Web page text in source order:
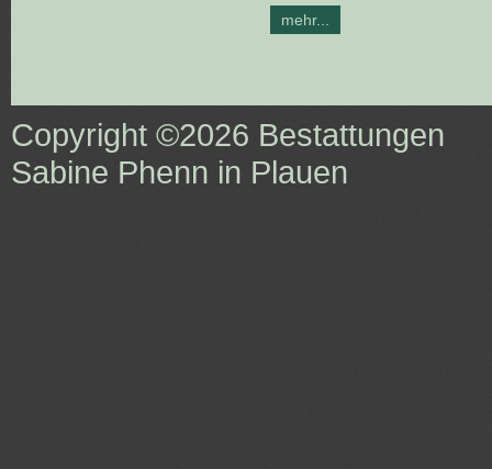
mehr...
Copyright ©2026 Bestattungen
Sabine Phenn in Plauen